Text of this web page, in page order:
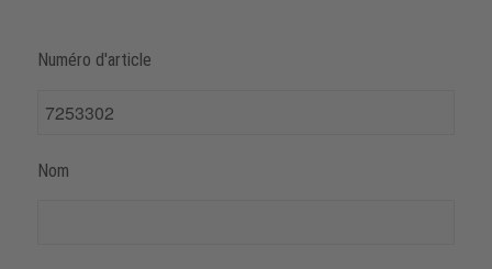
Numéro d'article
Nom